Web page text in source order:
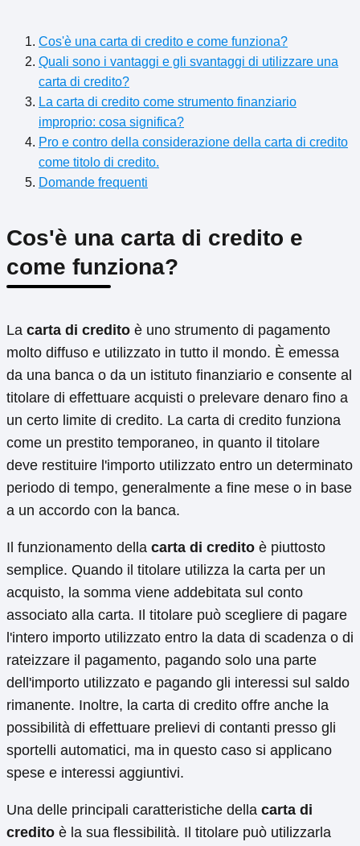
Cos'è una carta di credito e come funziona?
Quali sono i vantaggi e gli svantaggi di utilizzare una
carta di credito?
La carta di credito come strumento finanziario
improprio: cosa significa?
Pro e contro della considerazione della carta di credito
come titolo di credito.
Domande frequenti
Cos'è una carta di credito e
come funziona?
La carta di credito è uno strumento di pagamento
molto diffuso e utilizzato in tutto il mondo. È emessa
da una banca o da un istituto finanziario e consente al
titolare di effettuare acquisti o prelevare denaro fino a
un certo limite di credito. La carta di credito funziona
come un prestito temporaneo, in quanto il titolare
deve restituire l'importo utilizzato entro un determinato
periodo di tempo, generalmente a fine mese o in base
a un accordo con la banca.
Il funzionamento della carta di credito è piuttosto
semplice. Quando il titolare utilizza la carta per un
acquisto, la somma viene addebitata sul conto
associato alla carta. Il titolare può scegliere di pagare
l'intero importo utilizzato entro la data di scadenza o di
rateizzare il pagamento, pagando solo una parte
dell'importo utilizzato e pagando gli interessi sul saldo
rimanente. Inoltre, la carta di credito offre anche la
possibilità di effettuare prelievi di contanti presso gli
sportelli automatici, ma in questo caso si applicano
spese e interessi aggiuntivi.
Una delle principali caratteristiche della carta di
credito è la sua flessibilità. Il titolare può utilizzarla